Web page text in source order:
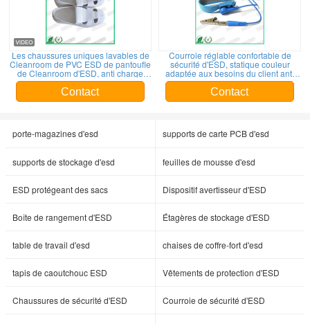
Les chaussures uniques lavables de
Cleanroom de PVC ESD de pantoufle
de Cleanroom d'ESD, anti charge
statique chausse la couleur blanche
Contact
Courroie réglable confortable de
sécurité d'ESD, statique couleur
adaptée aux besoins du client anti
par dragonne
Contact
porte-magazines d'esd supports de carte PCB d'esd
supports de stockage d'esd feuilles de mousse d'esd
ESD protégeant des sacs Dispositif avertisseur d'ESD
Boîte de rangement d'ESD Étagères de stockage d'ESD
table de travail d'esd chaises de coffre-fort d'esd
tapis de caoutchouc ESD Vêtements de protection d'ESD
Chaussures de sécurité d'ESD Courroie de sécurité d'ESD